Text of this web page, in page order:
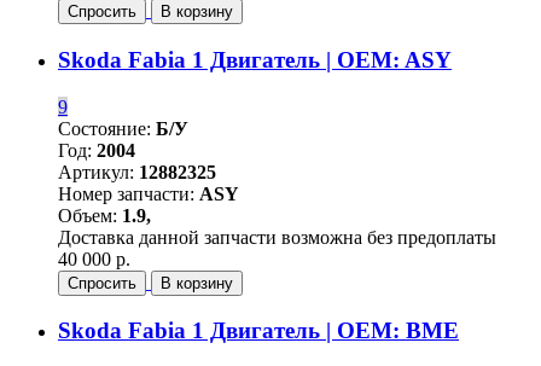
Спросить В корзину
Skoda Fabia 1 Двигатель | OEM: ASY
9
Состояние: Б/У
Год: 2004
Артикул: 12882325
Номер запчасти: ASY
Объем: 1.9,
Доставка данной запчасти возможна без предоплаты
40 000 р.
Спросить В корзину
Skoda Fabia 1 Двигатель | OEM: BME